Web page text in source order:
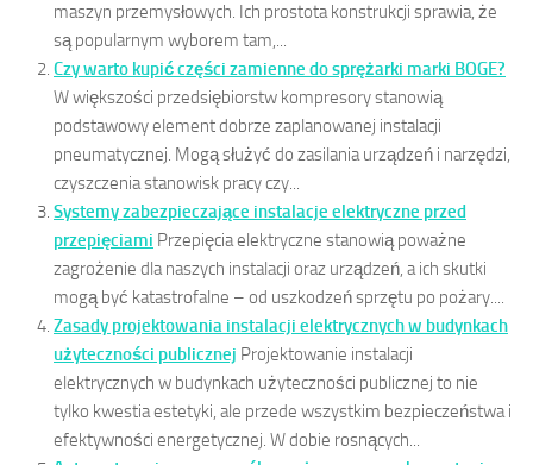
maszyn przemysłowych. Ich prostota konstrukcji sprawia, że
są popularnym wyborem tam,...
Czy warto kupić części zamienne do sprężarki marki BOGE?
W większości przedsiębiorstw kompresory stanowią
podstawowy element dobrze zaplanowanej instalacji
pneumatycznej. Mogą służyć do zasilania urządzeń i narzędzi,
czyszczenia stanowisk pracy czy...
Systemy zabezpieczające instalacje elektryczne przed
przepięciami Przepięcia elektryczne stanowią poważne
zagrożenie dla naszych instalacji oraz urządzeń, a ich skutki
mogą być katastrofalne – od uszkodzeń sprzętu po pożary....
Zasady projektowania instalacji elektrycznych w budynkach
użyteczności publicznej Projektowanie instalacji
elektrycznych w budynkach użyteczności publicznej to nie
tylko kwestia estetyki, ale przede wszystkim bezpieczeństwa i
efektywności energetycznej. W dobie rosnących...